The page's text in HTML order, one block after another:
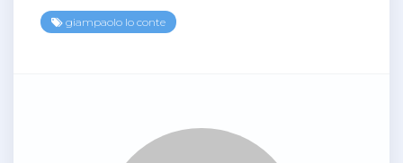
giampaolo lo conte